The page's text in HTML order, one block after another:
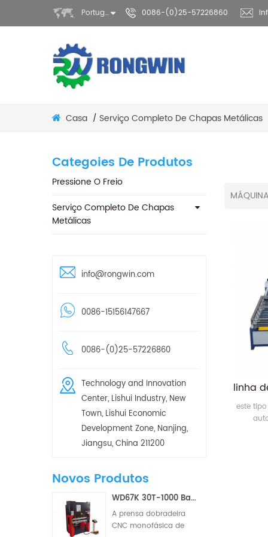
Português 0086-(0)25-57226860
Casa / Serviço Completo De Chapas Metálicas
Categoies De Produtos
Pressione O Freio
Serviço Completo De Chapas
Metálicas
info@rongwin.com
0086-15156147667
0086-(0)25-57226860
Technology and Innovation
Center, Lishui Industry, New
Town, Lishui Economic
Development Zone, Nanjing,
Jiangsu, China 211200
Novos Produtos
WD67K 30T-1000 Barra de Torção Hidráulica Pequena para Prensa Dobradeira CNC de Dois/Três Eixos
A prensa dobradeira
CNC monofásica de
este